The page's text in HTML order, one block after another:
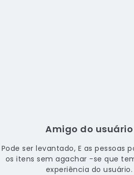
Amigo do usuário
Pode ser levantado, E as pessoas
os itens sem agachar -se que
experiência do usuário.